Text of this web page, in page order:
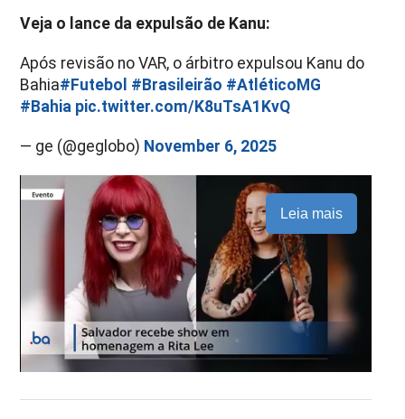
Veja o lance da expulsão de Kanu:
Após revisão no VAR, o árbitro expulsou Kanu do
Bahia#Futebol #Brasileirão #AtléticoMG
#Bahia pic.twitter.com/K8uTsA1KvQ
— ge (@geglobo) November 6, 2025
Leia mais